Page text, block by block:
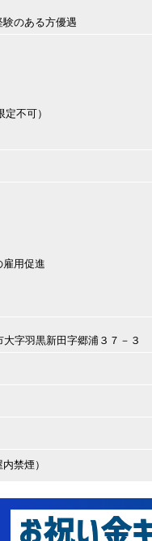
験のある方優遇
不可）
用促進
字羽黒新田字郷浦３７－３
禁煙）